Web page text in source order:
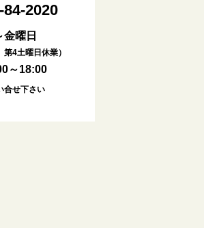
2020
金曜日
第4土曜日休業）
～18:00
合せ下さい